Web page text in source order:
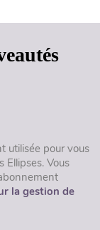
utilisée pour vous
Vous
la gestion de